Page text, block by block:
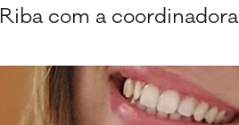
com a coordinadora